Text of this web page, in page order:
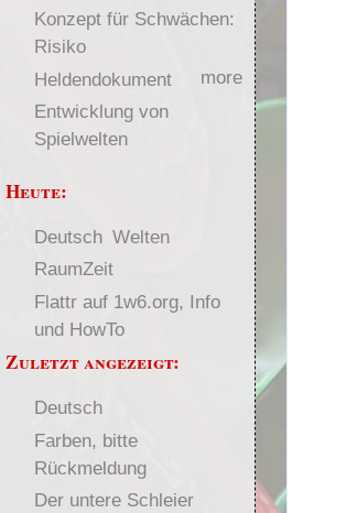
Konzept für Schwächen:
Risiko
Heldendokument
Entwicklung von
Spielwelten
more
Heute:
Deutsch Welten
RaumZeit
Flattr auf 1w6.org, Info
und HowTo
Zuletzt angezeigt:
Deutsch
Farben, bitte
Rückmeldung
Der untere Schleier